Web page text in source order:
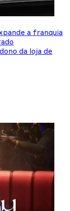
a franquia
da loja de